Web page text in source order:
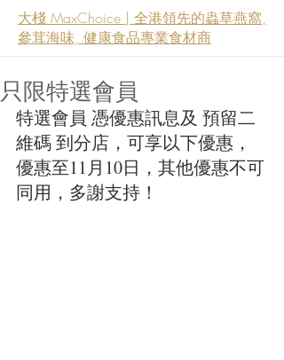
大棧 MaxChoice | 全港領先的蟲草燕窩,
參茸海味, 健康食品專業食材商
只限特選會員
特選會員 憑優惠訊息及 預留二
維碼 到分店，可享以下優惠，
優惠至11月10日，其他優惠不可
同用，多謝支持！